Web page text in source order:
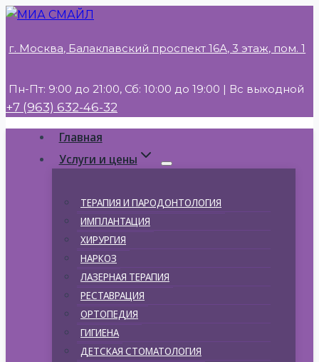
Перейти
содержимому
г. Москва, Балаклавский проспект 16А, 3 этаж, пом. 1
Пн-Пт: 9:00 до 21:00, Сб: 10:00 до 19:00 | Вс выходной
+7 (963) 632-46-32
Главная
Услуги и цены
ТЕРАПИЯ И ПАРОДОНТОЛОГИЯ
ИМПЛАНТАЦИЯ
ХИРУРГИЯ
НАРКОЗ
ЛАЗЕРНАЯ ТЕРАПИЯ
РЕСТАВРАЦИЯ
ОРТОПЕДИЯ
ГИГИЕНА
ДЕТСКАЯ СТОМАТОЛОГИЯ